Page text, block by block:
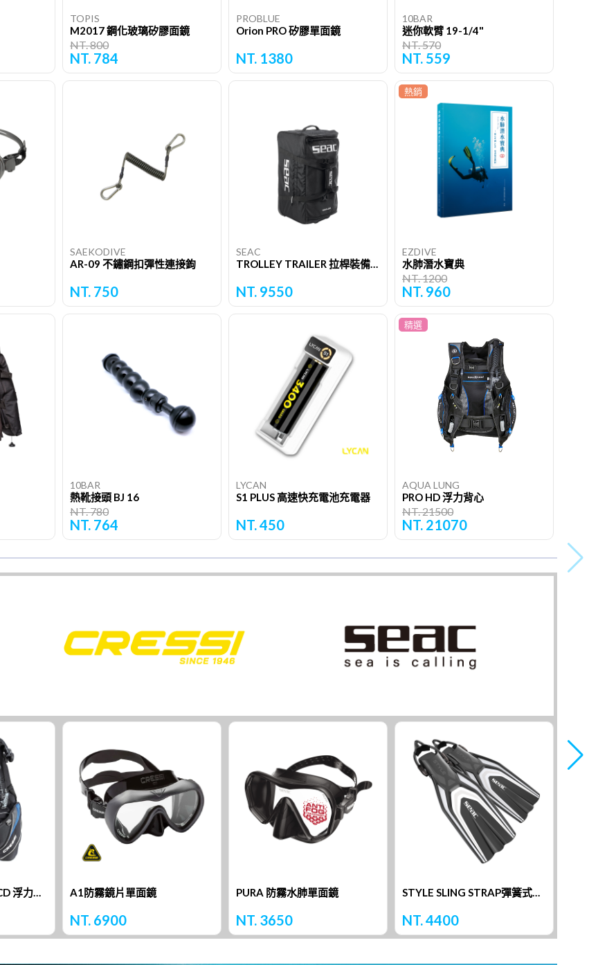
TOPIS
M2017 鋼化玻璃矽膠面鏡
NT. 800
NT. 784
PROBLUE
Orion PRO 矽膠單面鏡
NT. 1380
10BAR
迷你軟臂 19-1/4"
NT. 570
NT. 559
SAEKODIVE
AR-09 不鏽鋼扣彈性連接鉤
NT. 750
SEAC
TROLLEY TRAILER 拉桿裝備袋
NT. 9550
熱銷
EZDIVE
水肺潛水寶典
NT. 1200
NT. 960
10BAR
熱靴接頭 BJ 16
NT. 780
NT. 764
LYCAN
S1 PLUS 高速快充電池充電器
NT. 450
精選
AQUA LUNG
PRO HD 浮力背心
NT. 21500
NT. 21070
Cressi Travelight BCD 浮力背心 A1防霧鏡片單面鏡
NT. 6900
PURA 防霧水肺單面鏡
NT. 3650
STYLE SLING STRAP彈簧式蛙鞋
NT. 4400